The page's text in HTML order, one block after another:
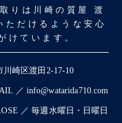
りは川崎の質屋 渡
ただけるような安心
けています。
川崎区渡田2-17-10
／ info@watarida710.com
／ 毎週水曜日・日曜日